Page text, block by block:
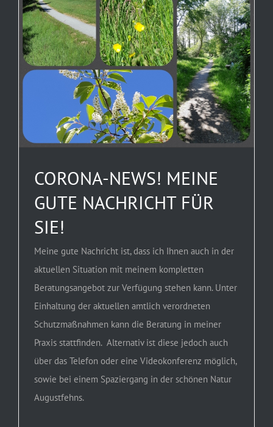
CORONA-NEWS! MEINE
GUTE NACHRICHT FÜR
SIE!
Meine gute Nachricht ist, dass ich Ihnen auch in der
aktuellen Situation mit meinem kompletten
Beratungsangebot zur Verfügung stehen kann. Unter
Einhaltung der aktuellen amtlich verordneten
Schutzmaßnahmen kann die Beratung in meiner
Praxis stattfinden. Alternativ ist diese jedoch auch
über das Telefon oder eine Videokonferenz möglich,
sowie bei einem Spaziergang in der schönen Natur
Augustfehns.